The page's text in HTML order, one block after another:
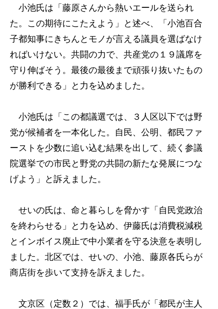
小池氏は「藤原さんから熱いエールを送られ
た。この期待にこたえよう」と述べ、「小池百合
子都知事にきちんとモノが言える議員を選ばなけ
ればいけない。共闘の力で、共産党の１９議席を
守り伸ばそう。最後の最後まで頑張り抜いたもの
が勝利できる」と力を込めました。
小池氏は「この都議選では、３人区以下では野
党が候補者を一本化した。自民、公明、都民ファ
ーストを少数に追い込む結果を出して、続く参議
院選挙での市民と野党の共闘の新たな発展につな
げよう」と訴えました。
せいの氏は、命と暮らしを脅かす「自民党政治
を終わらせる」と力を込め、伊藤氏は消費税減税
とインボイス廃止で中小業者を守る決意を表明し
ました。北区では、せいの、小池、藤原各氏らが
商店街を歩いて支持を訴えました。
文京区（定数２）では、福手氏が「都民が主人